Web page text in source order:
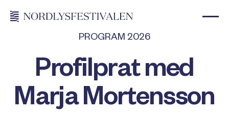
PROGRAM 2026
Profilprat med
Marja Mortensson